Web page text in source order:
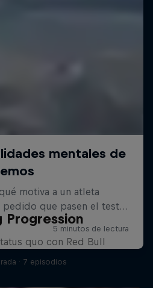
Progression
quo con Red Bull
· 7 episodios